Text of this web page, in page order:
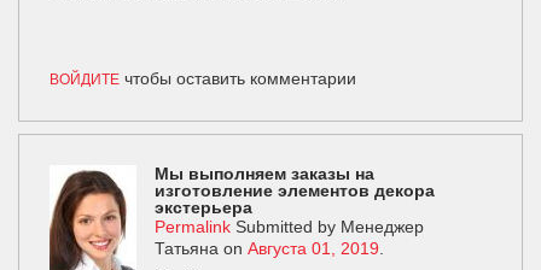
ВОЙДИТЕ чтобы оставить комментарии
Мы выполняем заказы на
изготовление элементов декора
экстерьера
Permalink Submitted by Менеджер
Татьяна on Августа 01, 2019